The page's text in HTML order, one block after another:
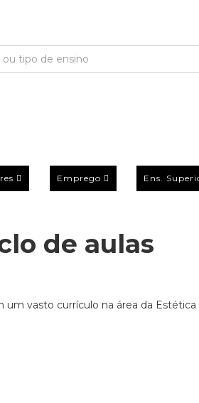
Emprego Ens.
de aulas
um vasto currículo na área da Estética